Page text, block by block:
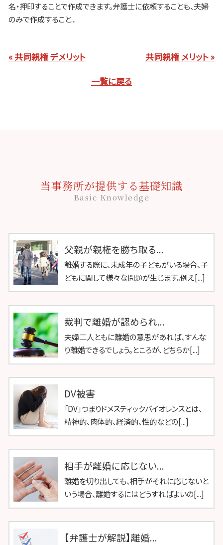
名・押印することで作成できます。弁護士に依頼することも、夫婦
のみで作成すること...
« 共同親権 デメリット
共同親権 メリット »
一覧に戻る
当事務所が提供する基礎知識
Basic Knowledge
父親が親権を勝ち取る...
離婚する際に、未成年の子どもがいる場合、子
どもに関して様々な問題が生じます。例え[...]
裁判で離婚が認められ...
夫婦二人ともに離婚の意思があれば、すんな
り離婚できるでしょう。ところが、どちらか[...]
DV被害
「DV」つまりドメスティックバイオレンスとは、
精神的、肉体的、経済的、性的などの[...]
相手が離婚に応じない...
離婚を切り出しても、相手がそれに応じないと
いう場合、離婚するにはどうすればよいの[...]
【弁護士が解説】離婚...